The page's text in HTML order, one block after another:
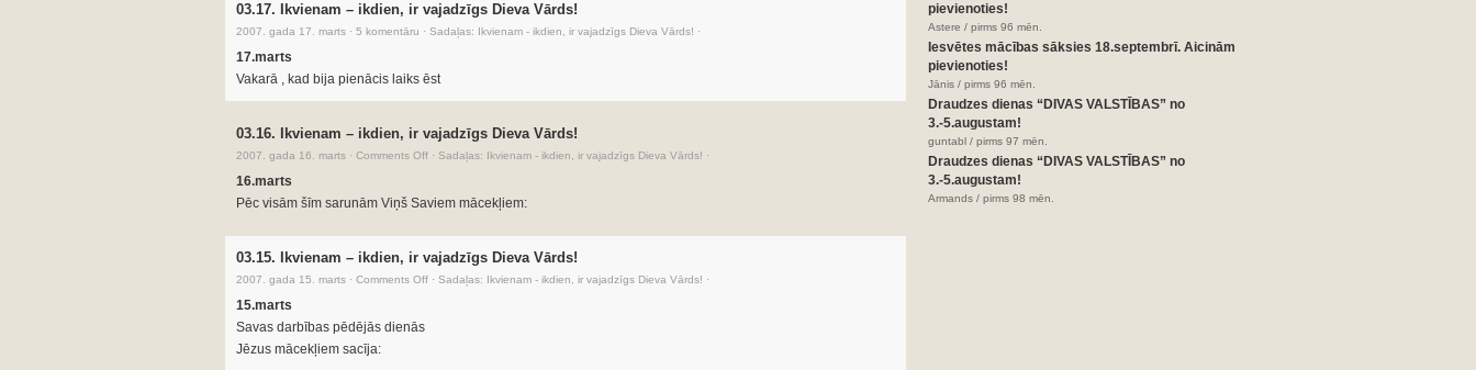
03.17. Ikvienam – ikdien, ir vajadzīgs Dieva Vārds!
2007. gada 17. marts · 5 komentāru · Sadaļas: Ikvienam - ikdien, ir vajadzīgs Dieva Vārds! ·
17.marts
Vakarā , kad bija pienācis laiks ēst
03.16. Ikvienam – ikdien, ir vajadzīgs Dieva Vārds!
2007. gada 16. marts · Comments Off · Sadaļas: Ikvienam - ikdien, ir vajadzīgs Dieva Vārds! ·
16.marts
Pēc visām šīm sarunām Viņš Saviem mācekļiem:
03.15. Ikvienam – ikdien, ir vajadzīgs Dieva Vārds!
2007. gada 15. marts · Comments Off · Sadaļas: Ikvienam - ikdien, ir vajadzīgs Dieva Vārds! ·
15.marts
Savas darbības pēdējās dienās
Jēzus mācekļiem sacīja:
pievienoties!
Astere / pirms 96 mēn.
Iesvētes mācības sāksies 18.septembrī. Aicinām
pievienoties!
Jānis / pirms 96 mēn.
Draudzes dienas “DIVAS VALSTĪBAS” no
3.-5.augustam!
guntabl / pirms 97 mēn.
Draudzes dienas “DIVAS VALSTĪBAS” no
3.-5.augustam!
Armands / pirms 98 mēn.